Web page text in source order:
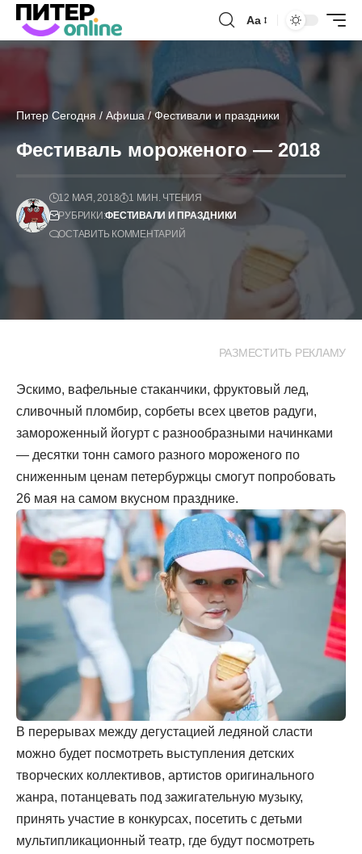
Аа
Питер Сегодня / Афиша/Фестивали и праздники
Фестиваль мороженого — 2018
12 МАЯ, 2018
1 МИН. ЧТЕНИЯ
РУБРИКИ:ФЕСТИВАЛИ И ПРАЗДНИКИ
ОСТАВИТЬ КОММЕНТАРИЙ
РАЗМЕСТИТЬ РЕКЛАМУ
Эскимо, вафельные стаканчики, фруктовый лед,
сливочный пломбир, сорбеты всех цветов радуги,
замороженный йогурт с разнообразными начинками
— десятки тонн самого разного мороженого по
сниженным ценам петербуржцы смогут попробовать
26 мая на самом вкусном празднике.
В перерывах между дегустацией ледяной сласти
можно будет посмотреть выступления детских
творческих коллективов, артистов оригинального
жанра, потанцевать под зажигательную музыку,
принять участие в конкурсах, посетить с детьми
мультипликационный театр, где будут посмотреть